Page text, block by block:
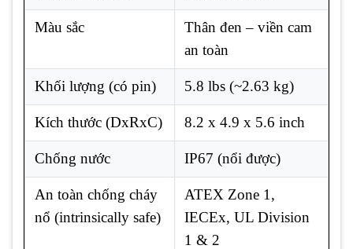
Màu sắc
Thân đen – viền cam
an toàn
Khối lượng (có pin) 5.8 lbs (~2.63 kg)
Kích thước (DxRxC) 8.2 x 4.9 x 5.6 inch
Chống nước IP67 (nổi được)
An toàn chống cháy
nổ (intrinsically safe)
ATEX Zone 1,
IECEx, UL Division
1 & 2